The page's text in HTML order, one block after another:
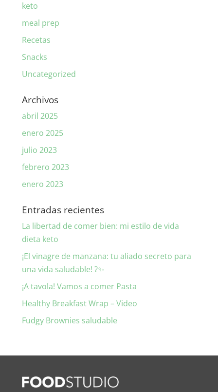
keto
meal prep
Recetas
Snacks
Uncategorized
Archivos
abril 2025
enero 2025
julio 2023
febrero 2023
enero 2023
Entradas recientes
La libertad de comer bien: mi estilo de vida
dieta keto
¡El vinagre de manzana: tu aliado secreto para
una vida saludable! ?✨
¡A tavola! Vamos a comer Pasta
Healthy Breakfast Wrap – Video
Fudgy Brownies saludable